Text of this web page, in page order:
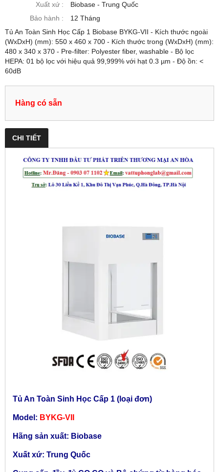
Xuất xứ :
Biobase - Trung Quốc
Bảo hành :
12 Tháng
Tủ An Toàn Sinh Học Cấp 1 Biobase BYKG-VII - Kích thước ngoài
(WxDxH) (mm): 550 x 460 x 700 - Kích thước trong (WxDxH) (mm):
480 x 340 x 370 - Pre-filter: Polyester fiber, washable - Bộ lọc
HEPA: 01 bộ lọc với hiệu quả 99,999% với hạt 0.3 µm - Độ ồn: <
60dB
Hàng có sẵn
CHI TIẾT
Tủ An Toàn Sinh Học Cấp 1 (loại đơn)
Model: BYKG-VII
Hãng sản xuất: Biobase
Xuất xứ: Trung Quốc